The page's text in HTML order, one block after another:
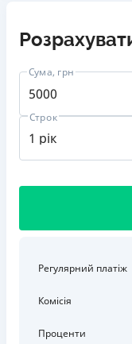
Сума, грн
1 рік
Строк
Регулярний платіж
Комісія
Проценти